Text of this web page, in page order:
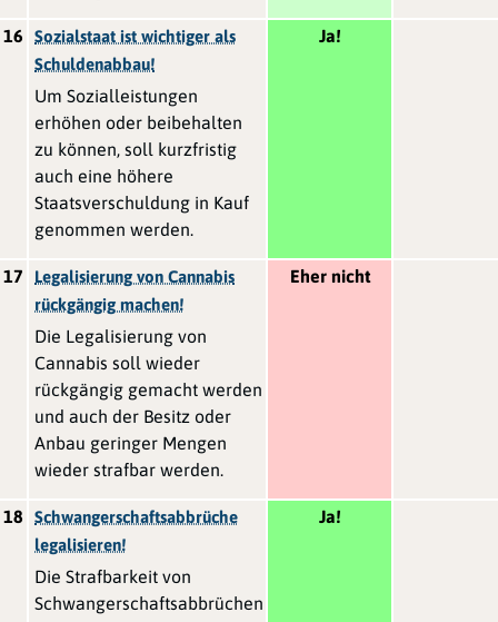
16
Sozialstaat ist wichtiger als
Schuldenabbau!
Um Sozialleistungen
erhöhen oder beibehalten
zu können, soll kurzfristig
auch eine höhere
Staatsverschuldung in Kauf
genommen werden.
Ja!
17
Legalisierung von Cannabis
rückgängig machen!
Die Legalisierung von
Cannabis soll wieder
rückgängig gemacht werden
und auch der Besitz oder
Anbau geringer Mengen
wieder strafbar werden.
Eher nicht
18
Schwangerschaftsabbrüche
legalisieren!
Die Strafbarkeit von
Schwangerschaftsabbrüchen
Ja!